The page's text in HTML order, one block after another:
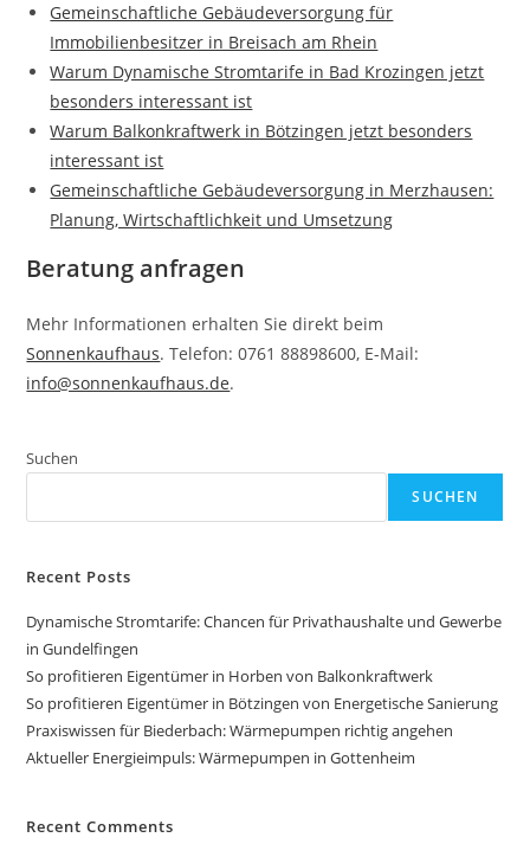
Gemeinschaftliche Gebäudeversorgung für
Immobilienbesitzer in Breisach am Rhein
Warum Dynamische Stromtarife in Bad Krozingen jetzt
besonders interessant ist
Warum Balkonkraftwerk in Bötzingen jetzt besonders
interessant ist
Gemeinschaftliche Gebäudeversorgung in Merzhausen:
Planung, Wirtschaftlichkeit und Umsetzung
Beratung anfragen
Mehr Informationen erhalten Sie direkt beim
Sonnenkaufhaus. Telefon: 0761 88898600, E-Mail:
info@sonnenkaufhaus.de.
Suchen
SUCHEN
Recent Posts
Dynamische Stromtarife: Chancen für Privathaushalte und Gewerbe
in Gundelfingen
So profitieren Eigentümer in Horben von Balkonkraftwerk
So profitieren Eigentümer in Bötzingen von Energetische Sanierung
Praxiswissen für Biederbach: Wärmepumpen richtig angehen
Aktueller Energieimpuls: Wärmepumpen in Gottenheim
Recent Comments